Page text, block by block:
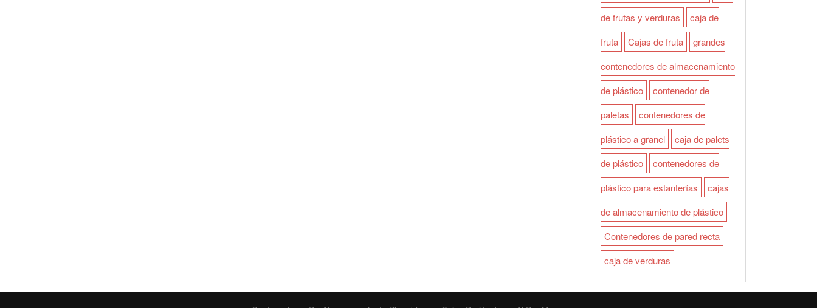
de frutas y verduras
caja de
fruta
Cajas de fruta
grandes
contenedores de almacenamiento
de plástico
contenedor de
paletas
contenedores de
plástico a granel
caja de palets
de plástico
contenedores de
plástico para estanterías
cajas
de almacenamiento de plástico
Contenedores de pared recta
caja de verduras